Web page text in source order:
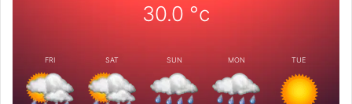
30.0 °c
FRI SAT SUN MON TUE